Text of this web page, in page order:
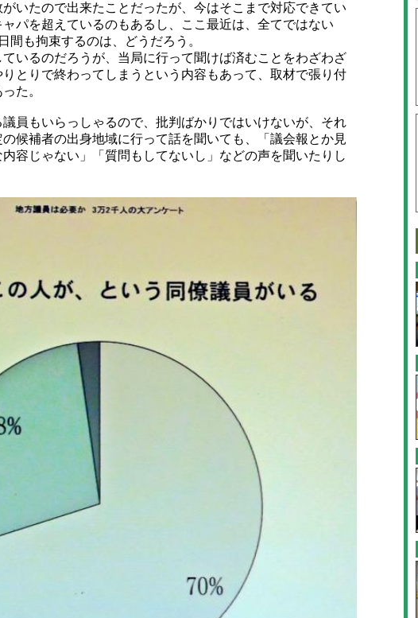
いたので出来たことだったが、今はそこまで対応できてい
パを超えているのもあるし、ここ最近は、全てではない
間も拘束するのは、どうだろう。
いるのだろうが、当局に行って聞けば済むことをわざわざ
とりで終わってしまうという内容もあって、取材で張り付
た。
員もいらっしゃるので、批判ばかりではいけないが、それ
候補者の出身地域に行って話を聞いても、「議会報とか見
容じゃない」「質問もしてないし」などの声を聞いたりし